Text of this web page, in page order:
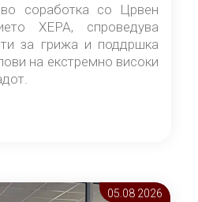
соработка со Црвен
ХЕРА, спроведува
за грижа и поддршка
на екстремно високи
05.08 2026